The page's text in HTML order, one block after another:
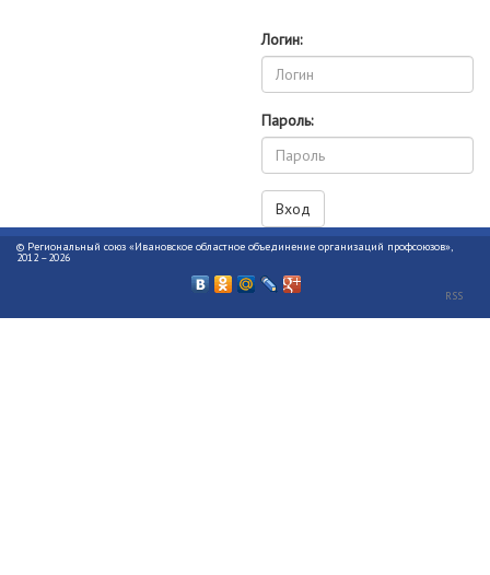
Логин:
Пароль:
© Региональный союз «Ивановское областное объединение организаций профсоюзов»,
2012 –2026
RSS